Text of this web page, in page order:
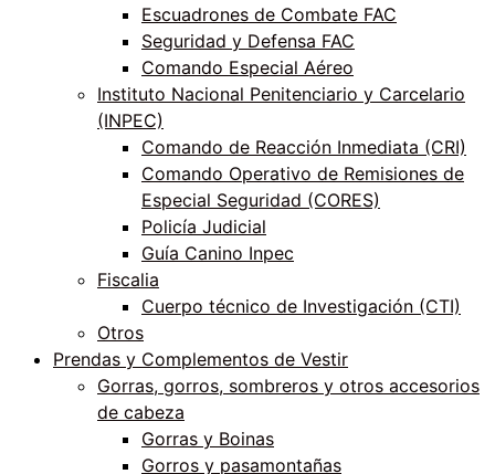
Escuadrones de Combate FAC
Seguridad y Defensa FAC
Comando Especial Aéreo
Instituto Nacional Penitenciario y Carcelario
(INPEC)
Comando de Reacción Inmediata (CRI)
Comando Operativo de Remisiones de
Especial Seguridad (CORES)
Policía Judicial
Guía Canino Inpec
Fiscalia
Cuerpo técnico de Investigación (CTI)
Otros
Prendas y Complementos de Vestir
Gorras, gorros, sombreros y otros accesorios
de cabeza
Gorras y Boinas
Gorros y pasamontañas